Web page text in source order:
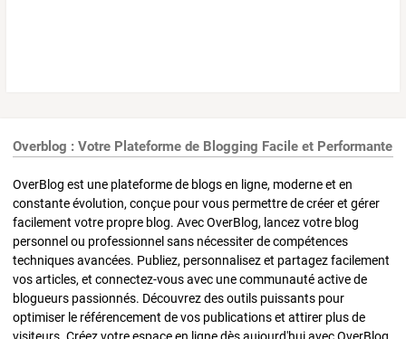
Overblog : Votre Plateforme de Blogging Facile et Performante
OverBlog est une plateforme de blogs en ligne, moderne et en
constante évolution, conçue pour vous permettre de créer et gérer
facilement votre propre blog. Avec OverBlog, lancez votre blog
personnel ou professionnel sans nécessiter de compétences
techniques avancées. Publiez, personnalisez et partagez facilement
vos articles, et connectez-vous avec une communauté active de
blogueurs passionnés. Découvrez des outils puissants pour
optimiser le référencement de vos publications et attirer plus de